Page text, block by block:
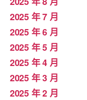
2025 年 7 月
2025 年 6 月
2025 年 5 月
2025 年 4 月
2025 年 3 月
2025 年 2 月